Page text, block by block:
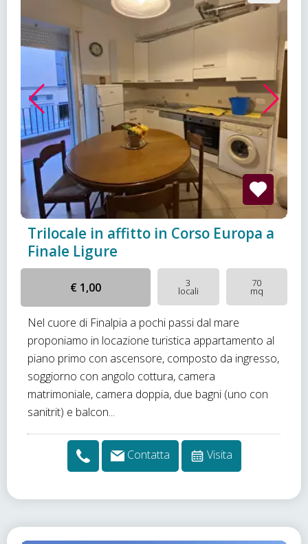
Trilocale in affitto in Corso Europa a
Finale Ligure
€ 1,00 3
locali
70
mq
Nel cuore di Finalpia a pochi passi dal mare
proponiamo in locazione turistica appartamento al
piano primo con ascensore, composto da ingresso,
soggiorno con angolo cottura, camera
matrimoniale, camera doppia, due bagni (uno con
sanitrit) e balcon...
Contatta Visita